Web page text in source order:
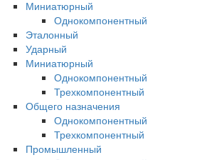
Миниатюрный
Однокомпонентный
Эталонный
Ударный
Миниатюрный
Однокомпонентный
Трехкомпонентный
Общего назначения
Однокомпонентный
Трехкомпонентный
Промышленный